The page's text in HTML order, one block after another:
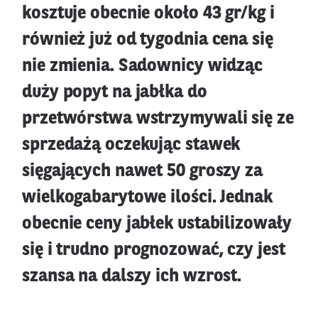
kosztuje obecnie około 43 gr/kg i
również już od tygodnia cena się
nie zmienia. Sadownicy widząc
duży popyt na jabłka do
przetwórstwa wstrzymywali się ze
sprzedażą oczekując stawek
sięgających nawet 50 groszy za
wielkogabarytowe ilości. Jednak
obecnie ceny jabłek ustabilizowały
się i trudno prognozować, czy jest
szansa na dalszy ich wzrost.